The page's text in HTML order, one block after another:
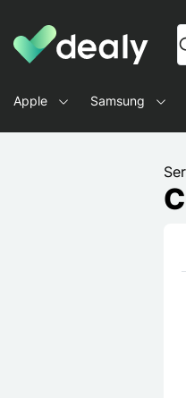
Dealy - Fundas y
Apple Samsung